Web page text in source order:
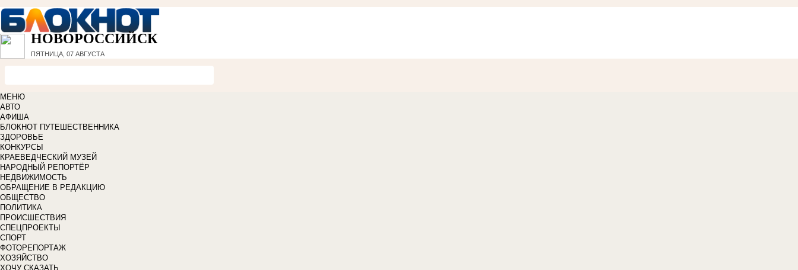
НОВОРОССИЙСК
ПЯТНИЦА, 07 АВГУСТА
МЕНЮ
АВТО
АФИША
БЛОКНОТ ПУТЕШЕСТВЕННИКА
ЗДОРОВЬЕ
КОНКУРСЫ
КРАЕВЕДЧЕСКИЙ МУЗЕЙ
НАРОДНЫЙ РЕПОРТЁР
НЕДВИЖИМОСТЬ
ОБРАЩЕНИЕ В РЕДАКЦИЮ
ОБЩЕСТВО
ПОЛИТИКА
ПРОИСШЕСТВИЯ
СПЕЦПРОЕКТЫ
СПОРТ
ФОТОРЕПОРТАЖ
ХОЗЯЙСТВО
ХОЧУ СКАЗАТЬ